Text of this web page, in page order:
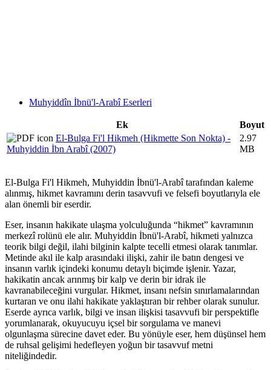
Muhyiddîn İbnü'l-Arabî Eserleri
Ek
Boyut
El-Bulga Fi'l Hikmeh (Hikmette Son Nokta) -
Muhyiddin İbn Arabî (2007)
2.97
MB
El-Bulga Fi'l Hikmeh, Muhyiddin İbnü'l-Arabî tarafından kaleme
alınmış, hikmet kavramını derin tasavvufi ve felsefi boyutlarıyla ele
alan önemli bir eserdir.
Eser, insanın hakikate ulaşma yolculuğunda “hikmet” kavramının
merkezî rolünü ele alır. Muhyiddin İbnü'l-Arabî, hikmeti yalnızca
teorik bilgi değil, ilahi bilginin kalpte tecelli etmesi olarak tanımlar.
Metinde akıl ile kalp arasındaki ilişki, zahir ile batın dengesi ve
insanın varlık içindeki konumu detaylı biçimde işlenir. Yazar,
hakikatin ancak arınmış bir kalp ve derin bir idrak ile
kavranabileceğini vurgular. Hikmet, insanı nefsin sınırlamalarından
kurtaran ve onu ilahi hakikate yaklaştıran bir rehber olarak sunulur.
Eserde ayrıca varlık, bilgi ve insan ilişkisi tasavvufi bir perspektifle
yorumlanarak, okuyucuyu içsel bir sorgulama ve manevi
olgunlaşma sürecine davet eder. Bu yönüyle eser, hem düşünsel hem
de ruhsal gelişimi hedefleyen yoğun bir tasavvuf metni
niteliğindedir.